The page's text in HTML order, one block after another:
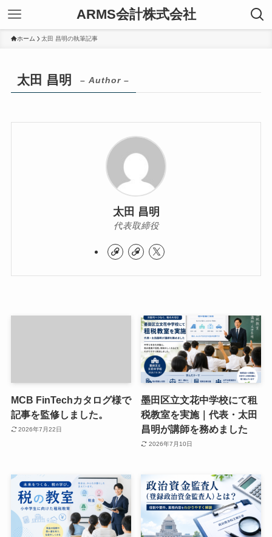
ARMS会計株式会社
ホーム 太田 昌明の執筆記事
太田 昌明 – Author –
太田 昌明
代表取締役
MCB FinTechカタログ様で
記事を監修しました。
2026年7月22日
墨田区立文花中学校にて租
税教室を実施｜代表・太田
昌明が講師を務めました
2026年7月10日